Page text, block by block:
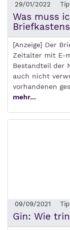
29/01/2022
Was muss
[Anzeige] Der
Zeitalter mit E-
Bestandteil der
auch nicht
vorhandenen
mehr...
09/09/2021
Gin: Wie